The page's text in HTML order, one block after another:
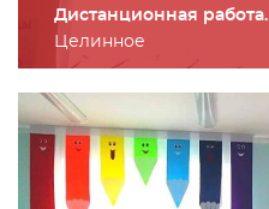
Дистанционная работа.
Целинное